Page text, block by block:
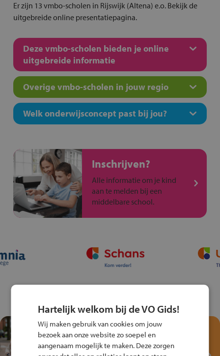
Er zijn 13 vmbo-scholen in Rijswijk (Altena) e.o. Bekijk de
uitgebreide online presentatiepagina.
Deze vmbo-scholen bieden je online
uitgebreide informatie
Overige vmbo-scholen in jouw regio
Welk onderwijsconcept past bij jou?
Inschrijven?
Alle informatie om je kind
aan te melden bij een
middelbare school.
Test je kennis met het
Fiets Veilig
Verkeersspel!
Hartelijk welkom bij de VO Gids!
Wij maken gebruik van cookies om jouw
bezoek aan onze website zo soepel en
aangenaam mogelijk te maken. Deze zorgen